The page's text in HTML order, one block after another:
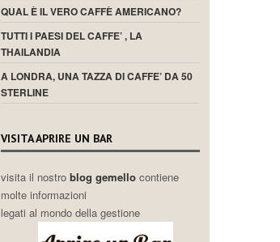
QUAL È IL VERO CAFFÈ AMERICANO?
TUTTI I PAESI DEL CAFFE’ , LA
THAILANDIA
A LONDRA, UNA TAZZA DI CAFFE’ DA 50
STERLINE
VISITA APRIRE UN BAR
visita il nostro blog gemello contiene
molte informazioni
legati al mondo della gestione